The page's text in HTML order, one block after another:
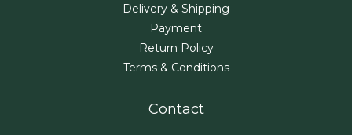
Delivery & Shipping
Payment
Return Policy
Terms & Conditions
Contact